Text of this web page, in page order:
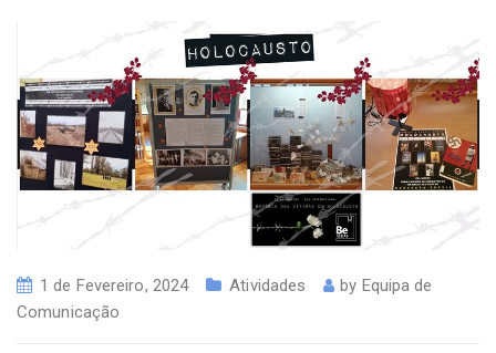
1 de Fevereiro, 2024 Atividades by Equipa de
Comunicação